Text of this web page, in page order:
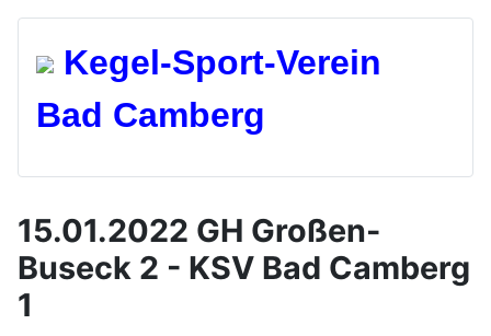
Kegel-Sport-Verein
Bad Camberg
15.01.2022 GH Großen-
Buseck 2 - KSV Bad Camberg
1